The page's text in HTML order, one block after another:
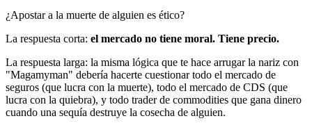
¿Apostar a la muerte de alguien es ético?
La respuesta corta: el mercado no tiene moral. Tiene precio.
La respuesta larga: la misma lógica que te hace arrugar la nariz con
"Magamyman" debería hacerte cuestionar todo el mercado de
seguros (que lucra con la muerte), todo el mercado de CDS (que
lucra con la quiebra), y todo trader de commodities que gana dinero
cuando una sequía destruye la cosecha de alguien.